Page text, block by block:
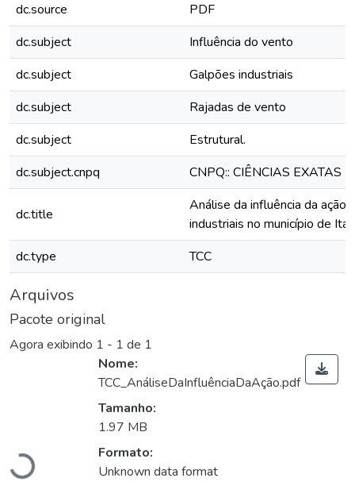
dc.source
PDF
dc.subject
Influência do vento
dc.subject
Galpões industriais
dc.subject
Rajadas de vento
dc.subject
Estrutural.
dc.subject.cnpq
CNPQ:: CIÊNCIAS EXATAS
dc.title
Análise da influência da ação
industriais no município de
dc.type
TCC
Arquivos
Pacote original
Agora exibindo 1 - 1 de 1
Carregando...
Nome:
TCC_AnáliseDaInfluênciaDaAção.pdf
Tamanho:
1.97 MB
Formato:
Unknown data format